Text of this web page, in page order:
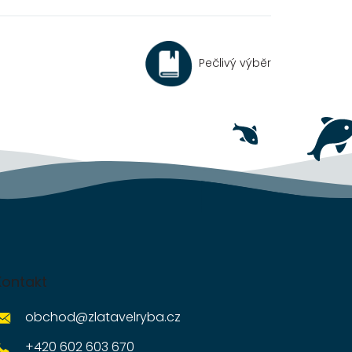
Pečlivý výběr
obchod@zlatavelryba.cz
+420 602 603 670